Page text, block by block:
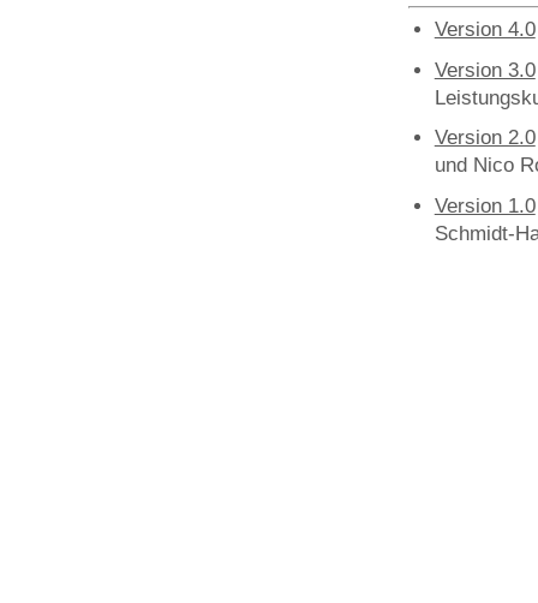
Version 4.0
Version 3.0
Version 2.0
und Nico
Version 1.0
Schmidt-